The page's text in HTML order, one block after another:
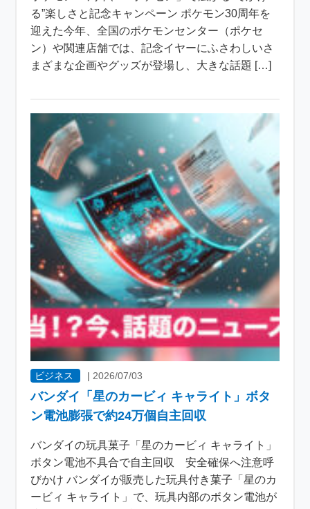
る”楽しさと記念キャンペーン ポケモン30周年を
迎えた今年、全国のポケモンセンター（ポケセ
ン）や関連店舗では、記念イヤーにふさわしいさ
まざまな企画やグッズが登場し、大きな話題 […]
ビジネス | 2026/07/03
バンダイ「星のカービィ キャライト」ボタ
ン電池膨張で約24万個自主回収
バンダイの玩具菓子「星のカービィ キャライト」
ボタン電池不具合で自主回収 安全確保へ注意呼
びかけ バンダイが販売した玩具付き菓子「星のカ
ービィ キャライト」で、玩具内部のボタン電池が